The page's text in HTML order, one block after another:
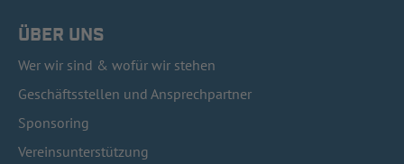
ÜBER UNS
Wer wir sind & wofür wir stehen
Geschäftsstellen und Ansprechpartner
Sponsoring
Vereinsunterstützung